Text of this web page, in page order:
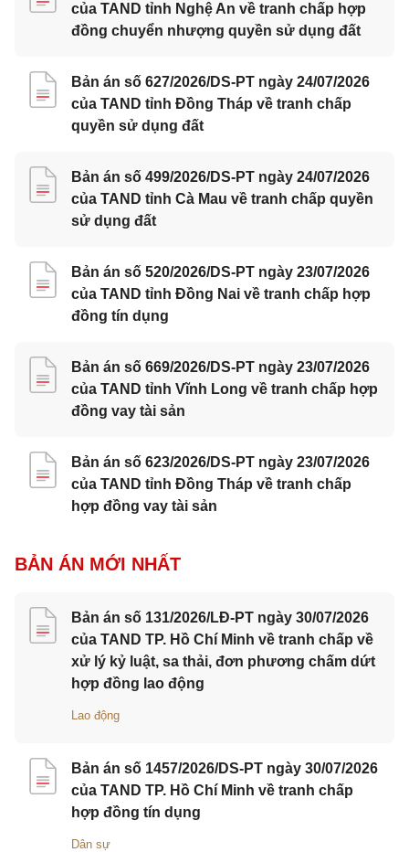
của TAND tỉnh Nghệ An về tranh chấp hợp
đồng chuyển nhượng quyền sử dụng đất
Bản án số 627/2026/DS-PT ngày 24/07/2026
của TAND tỉnh Đồng Tháp về tranh chấp
quyền sử dụng đất
Bản án số 499/2026/DS-PT ngày 24/07/2026
của TAND tỉnh Cà Mau về tranh chấp quyền
sử dụng đất
Bản án số 520/2026/DS-PT ngày 23/07/2026
của TAND tỉnh Đồng Nai về tranh chấp hợp
đồng tín dụng
Bản án số 669/2026/DS-PT ngày 23/07/2026
của TAND tỉnh Vĩnh Long về tranh chấp hợp
đồng vay tài sản
Bản án số 623/2026/DS-PT ngày 23/07/2026
của TAND tỉnh Đồng Tháp về tranh chấp
hợp đồng vay tài sản
BẢN ÁN MỚI NHẤT
Bản án số 131/2026/LĐ-PT ngày 30/07/2026
của TAND TP. Hồ Chí Minh về tranh chấp về
xử lý kỷ luật, sa thải, đơn phương chấm dứt
hợp đồng lao động
Lao động
Bản án số 1457/2026/DS-PT ngày 30/07/2026
của TAND TP. Hồ Chí Minh về tranh chấp
hợp đồng tín dụng
Dân sự